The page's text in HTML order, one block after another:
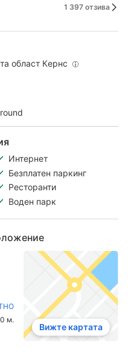
1 397 отзива
област Кeрнс
Интернет
Безплатен паркинг
Ресторанти
Воден парк
м.
Вижте картата